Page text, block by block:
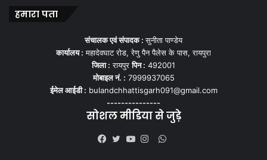
हमारा पता
संचालक एवं संपादक :सुनीता पाण्डेय
कार्यालय : महादेवघाट रोड, रेणु पैन पैलेस के पास, रायपुरा
जिला : रायपुरपिन : 492001
मोबाइल नं. : 7999937065
ईमेल आईडी : bulandchhattisgarh091@gmail.com
---------------
सोशल मीडिया से जुड़े
WhatsApp